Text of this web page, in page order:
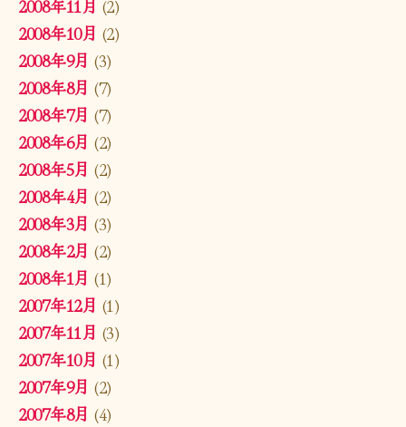
2008年11月 (2)
2008年10月 (2)
2008年9月 (3)
2008年8月 (7)
2008年7月 (7)
2008年6月 (2)
2008年5月 (2)
2008年4月 (2)
2008年3月 (3)
2008年2月 (2)
2008年1月 (1)
2007年12月 (1)
2007年11月 (3)
2007年10月 (1)
2007年9月 (2)
2007年8月 (4)